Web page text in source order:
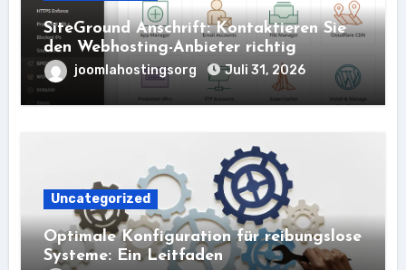
SiteGround Anschrift: Kontaktieren Sie
den Webhosting-Anbieter richtig
joomlahostingsorg Juli 31, 2026
Uncategorized
Optimale Konfiguration für reibungslose
Systeme: Ein Leitfaden